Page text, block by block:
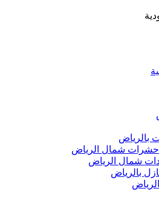
بالرياض
شمال الرياض
شمال الرياض
بالرياض